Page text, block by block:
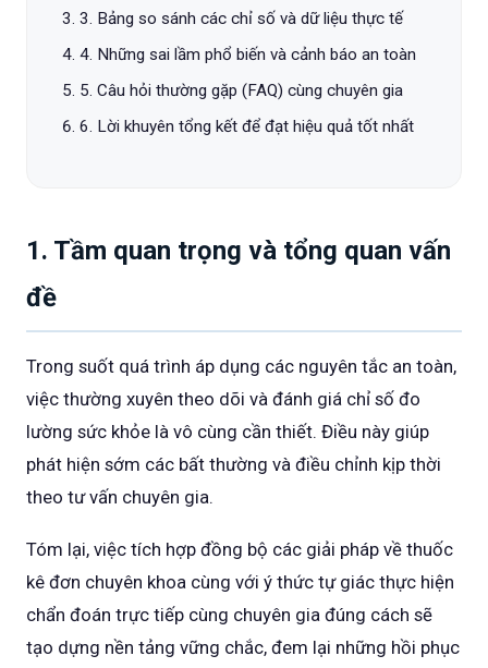
3. Bảng so sánh các chỉ số và dữ liệu thực tế
4. Những sai lầm phổ biến và cảnh báo an toàn
5. Câu hỏi thường gặp (FAQ) cùng chuyên gia
6. Lời khuyên tổng kết để đạt hiệu quả tốt nhất
1. Tầm quan trọng và tổng quan vấn
đề
Trong suốt quá trình áp dụng các nguyên tắc an toàn,
việc thường xuyên theo dõi và đánh giá chỉ số đo
lường sức khỏe là vô cùng cần thiết. Điều này giúp
phát hiện sớm các bất thường và điều chỉnh kịp thời
theo tư vấn chuyên gia.
Tóm lại, việc tích hợp đồng bộ các giải pháp về thuốc
kê đơn chuyên khoa cùng với ý thức tự giác thực hiện
chẩn đoán trực tiếp cùng chuyên gia đúng cách sẽ
tạo dựng nền tảng vững chắc, đem lại những hồi phục